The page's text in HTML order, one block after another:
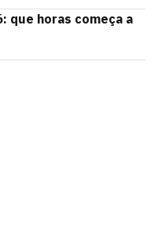
que horas começa a